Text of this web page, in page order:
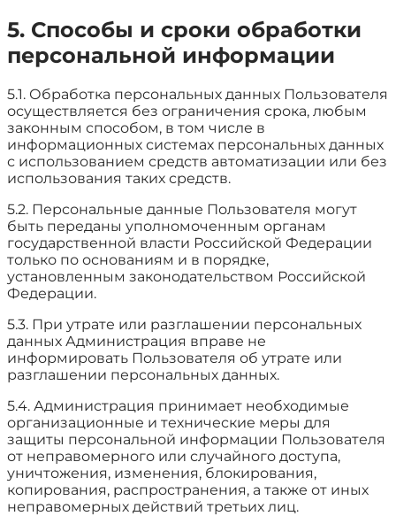
5. Способы и сроки обработки
персональной информации
5.1. Обработка персональных данных Пользователя
осуществляется без ограничения срока, любым
законным способом, в том числе в
информационных системах персональных данных
с использованием средств автоматизации или без
использования таких средств.
5.2. Персональные данные Пользователя могут
быть переданы уполномоченным органам
государственной власти Российской Федерации
только по основаниям и в порядке,
установленным законодательством Российской
Федерации.
5.3. При утрате или разглашении персональных
данных Администрация вправе не
информировать Пользователя об утрате или
разглашении персональных данных.
5.4. Администрация принимает необходимые
организационные и технические меры для
защиты персональной информации Пользователя
от неправомерного или случайного доступа,
уничтожения, изменения, блокирования,
копирования, распространения, а также от иных
неправомерных действий третьих лиц.